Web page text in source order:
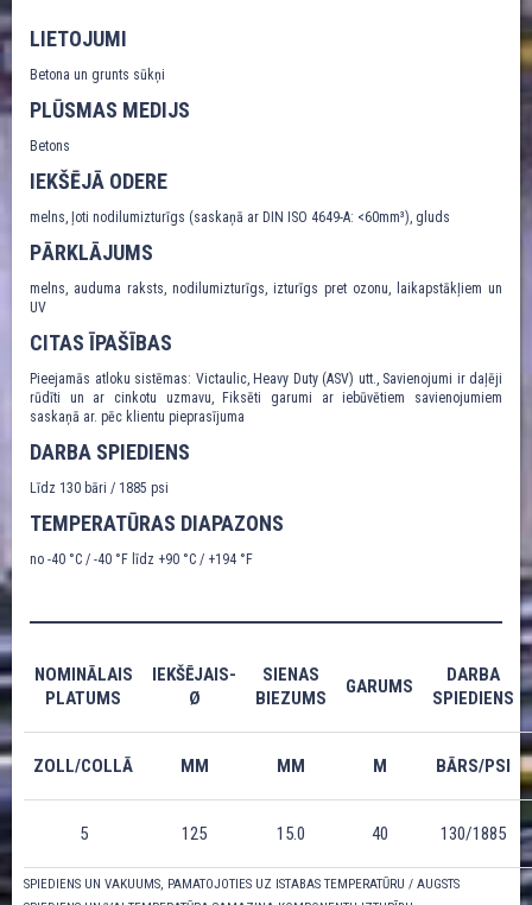
LIETOJUMI
Betona un grunts sūkņi
PLŪSMAS MEDIJS
Betons
IEKŠĒJĀ ODERE
melns, ļoti nodilumizturīgs (saskaņā ar DIN ISO 4649-A: <60mm³), gluds
PĀRKLĀJUMS
melns, auduma raksts, nodilumizturīgs, izturīgs pret ozonu, laikapstākļiem un
UV
CITAS ĪPAŠĪBAS
Pieejamās atloku sistēmas: Victaulic, Heavy Duty (ASV) utt., Savienojumi ir daļēji
rūdīti un ar cinkotu uzmavu, Fiksēti garumi ar iebūvētiem savienojumiem
saskaņā ar. pēc klientu pieprasījuma
DARBA SPIEDIENS
Līdz 130 bāri / 1885 psi
TEMPERATŪRAS DIAPAZONS
no -40 °C / -40 °F līdz +90 °C / +194 °F
NOMINĀLAIS
PLATUMS
IEKŠĒJAIS-
Ø
SIENAS
BIEZUMS
GARUMS
DARBA
SPIEDIENS
ZOLL/COLLĀ MM MM M BĀRS/PSI
5 125 15.0 40 130/1885
SPIEDIENS UN VAKUUMS, PAMATOJOTIES UZ ISTABAS TEMPERATŪRU / AUGSTS